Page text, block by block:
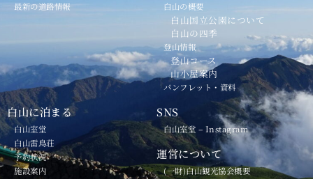
最新の道路情報
白山の概要
白山国立公園について
白山の四季
登山情報
登山コース
山小屋案内
パンフレット・資料
白山に泊まる
白山室堂
白山雷鳥荘
予約状況
施設案内
SNS
白山室堂 – Instagram
運営について
(一財)白山観光協会概要